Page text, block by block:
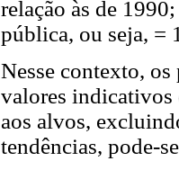
relação às de
pública, ou seja, =
Nesse contexto, os
valores indicativos
aos alvos,
tendências, pode-